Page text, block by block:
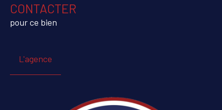
CONTACTER
pour ce bien
L'agence